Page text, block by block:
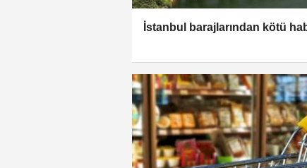
İstanbul barajlarından kötü